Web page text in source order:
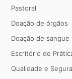
Pastoral
Doação de órgãos
Doação de sangue
Escritório de
Qualidade e